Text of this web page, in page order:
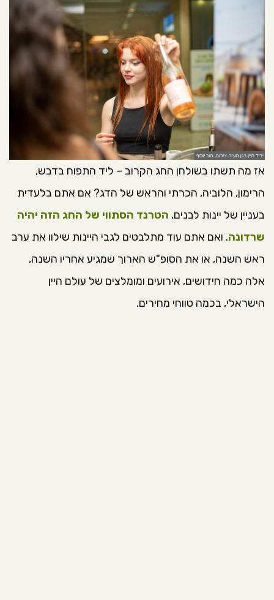
אז מה תשתו בשולחן החג הקרוב – ליד התפוח בדבש,
הרימון, הלוביה, הכרתי והראש של הדג? אם אתם בלעדית
בעניין של יינות לבנים, הטרנד הסתווי של החג הזה יהיה
שרדונה. ואם אתם עוד מתלבטים לגבי היינות שילוו את ערב
ראש השנה, או את הסופ"ש הארוך שמגיע אחריו השנה,
אלה כמה חידושים, אירועים ומומלצים של עולם היין
הישראלי, בכמה טווחי מחירים.